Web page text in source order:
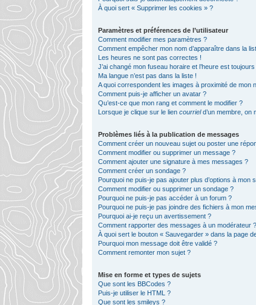
À quoi sert « Supprimer les cookies » ?
Paramètres et préférences de l’utilisateur
Comment modifier mes paramètres ?
Comment empêcher mon nom d’apparaître dans la
Les heures ne sont pas correctes !
J’ai changé mon fuseau horaire et l’heure est
Ma langue n’est pas dans la liste !
A quoi correspondent les images à proximité de mon
Comment puis-je afficher un avatar ?
Qu’est-ce que mon rang et comment le modifier ?
Lorsque je clique sur le lien courrield’un membre, on
Problèmes liés à la publication de messages
Comment créer un nouveau sujet ou poster une
Comment modifier ou supprimer un message ?
Comment ajouter une signature à mes messages ?
Comment créer un sondage ?
Pourquoi ne puis-je pas ajouter plus d’options à mon
Comment modifier ou supprimer un sondage ?
Pourquoi ne puis-je pas accéder à un forum ?
Pourquoi ne puis-je pas joindre des fichiers à mon
Pourquoi ai-je reçu un avertissement ?
Comment rapporter des messages à un modérateur ?
À quoi sert le bouton « Sauvegarder » dans la page
Pourquoi mon message doit être validé ?
Comment remonter mon sujet ?
Mise en forme et types de sujets
Que sont les BBCodes ?
Puis-je utiliser le HTML ?
Que sont les smileys ?